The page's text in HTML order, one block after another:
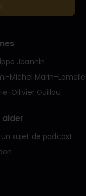
Jeannin
Michel Marin-
Ollivier Guillou
aider
un sujet de podcast